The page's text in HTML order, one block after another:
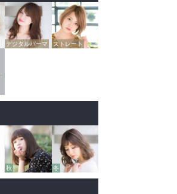
デジタルパーマ ストレート
秋 冬